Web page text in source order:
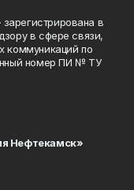
в
в сфере связи,
коммуникаций по
номер ПИ № ТУ
Нефтекамск»